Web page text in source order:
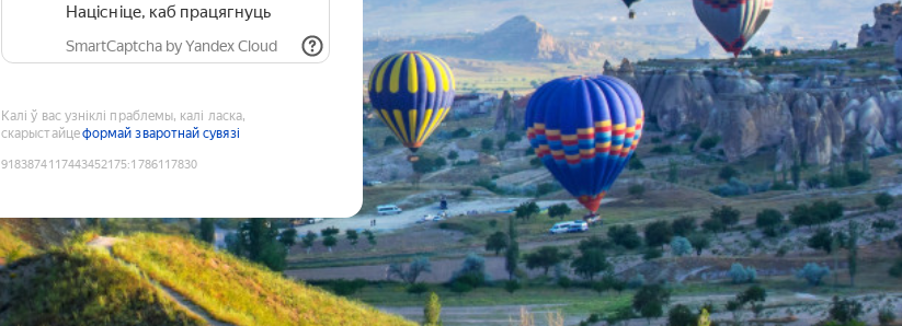
Націсніце, каб працягнуць
SmartCaptcha by Yandex Cloud
Калі ў вас узніклі праблемы, калі ласка,
скарыстайцеформай зваротнай сувязі
9183874117443452175:1786117830